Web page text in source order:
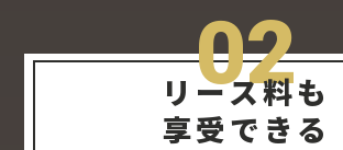
02
リース料も
享受できる